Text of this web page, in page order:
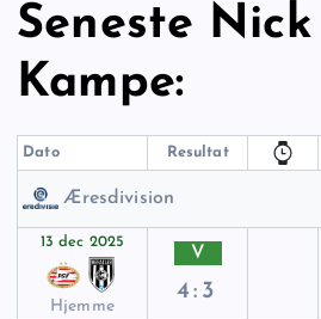
Seneste
Kampe:
Dato Resultat
Æresdivision
13 dec 2025
Hjemme
V
4:3